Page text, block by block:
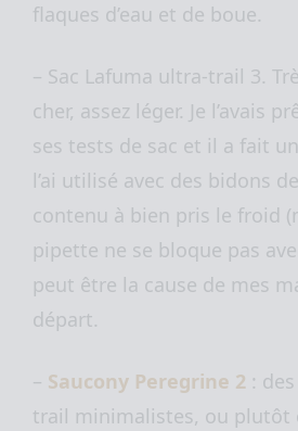
flaques d’eau et de boue.
– Sac Lafuma ultra-trail 3.
cher, assez léger. Je l’avais
ses tests de sac et il a fait un
l’ai utilisé avec des bidons
contenu à bien pris le froid
pipette ne se bloque pas
peut être la cause de mes
départ.
– Saucony Peregrine 2 :
trail minimalistes, ou plutôt